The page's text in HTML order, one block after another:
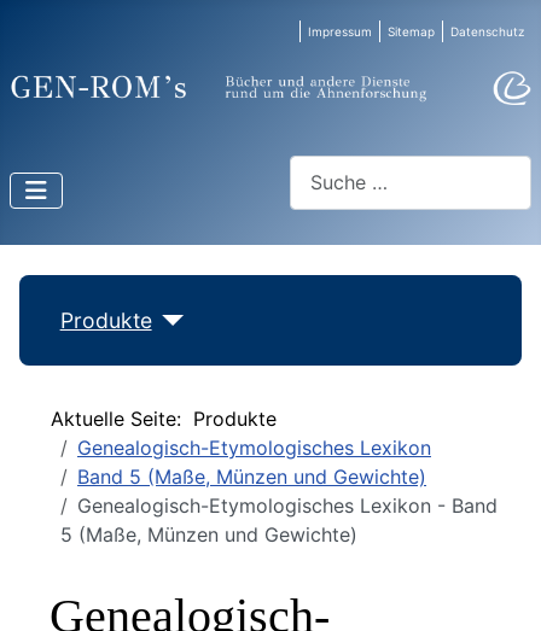
Impressum Sitemap Datenschutz
Produkte
Aktuelle Seite: Produkte
Genealogisch-Etymologisches Lexikon
Band 5 (Maße, Münzen und Gewichte)
Genealogisch-Etymologisches Lexikon - Band
5 (Maße, Münzen und Gewichte)
Genealogisch-